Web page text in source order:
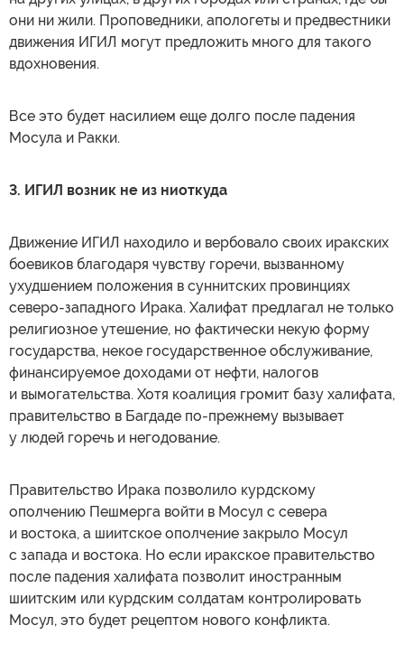
они ни жили. Проповедники, апологеты и предвестники
движения ИГИЛ могут предложить много для такого
вдохновения.
Все это будет насилием еще долго после падения
Мосула и Ракки.
3. ИГИЛ возник не из ниоткуда
Движение ИГИЛ находило и вербовало своих иракских
боевиков благодаря чувству горечи, вызванному
ухудшением положения в суннитских провинциях
северо-западного Ирака. Халифат предлагал не только
религиозное утешение, но фактически некую форму
государства, некое государственное обслуживание,
финансируемое доходами от нефти, налогов
и вымогательства. Хотя коалиция громит базу халифата,
правительство в Багдаде по-прежнему вызывает
у людей горечь и негодование.
Правительство Ирака позволило курдскому
ополчению Пешмерга войти в Мосул с севера
и востока, а шиитское ополчение закрыло Мосул
с запада и востока. Но если иракское правительство
после падения халифата позволит иностранным
шиитским или курдским солдатам контролировать
Мосул, это будет рецептом нового конфликта.